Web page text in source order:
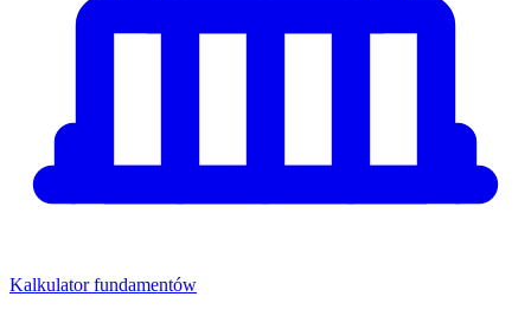
Kalkulator fundamentów